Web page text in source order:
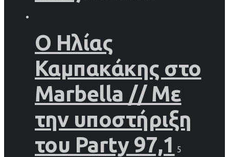
Ο Ηλίας
Καμπακάκης στο
Marbella // Με
την υποστήριξη
του Party 97,1
5